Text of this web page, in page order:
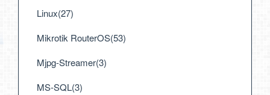
Linux(27)
Mikrotik RouterOS(53)
Mjpg-Streamer(3)
MS-SQL(3)